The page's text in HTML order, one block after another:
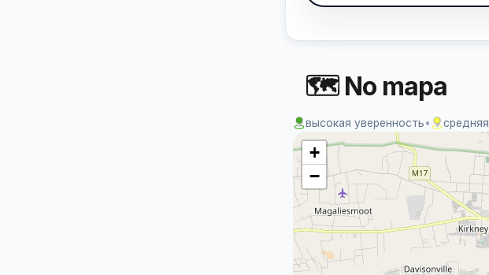
🗺 No mapa
высокая уверенность• средняя
+
−